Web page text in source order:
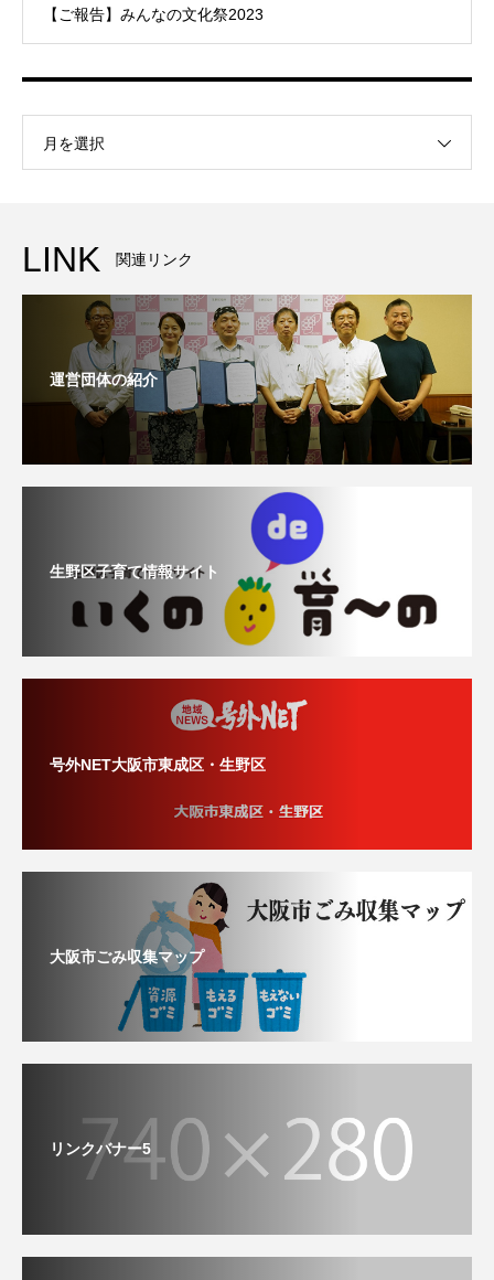
【ご報告】みんなの文化祭2023
月を選択
LINK 関連リンク
運営団体の紹介
生野区子育て情報サイト
号外NET大阪市東成区・生野区
大阪市ごみ収集マップ
リンクバナー5